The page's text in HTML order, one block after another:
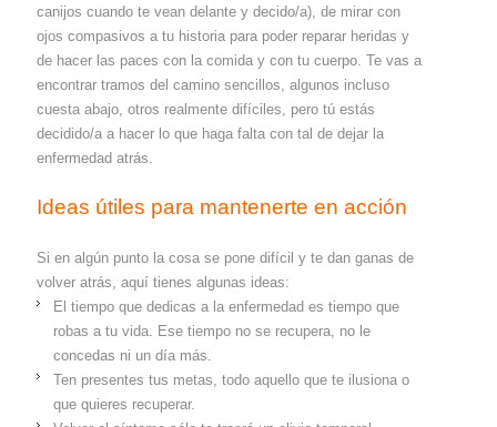
canijos cuando te vean delante y decido/a), de mirar con
ojos compasivos a tu historia para poder reparar heridas y
de hacer las paces con la comida y con tu cuerpo. Te vas a
encontrar tramos del camino sencillos, algunos incluso
cuesta abajo, otros realmente difíciles, pero tú estás
decidido/a a hacer lo que haga falta con tal de dejar la
enfermedad atrás.
Ideas útiles para mantenerte en acción
Si en algún punto la cosa se pone difícil y te dan ganas de
volver atrás, aquí tienes algunas ideas:
El tiempo que dedicas a la enfermedad es tiempo que
robas a tu vida. Ese tiempo no se recupera, no le
concedas ni un día más.
Ten presentes tus metas, todo aquello que te ilusiona o
que quieres recuperar.